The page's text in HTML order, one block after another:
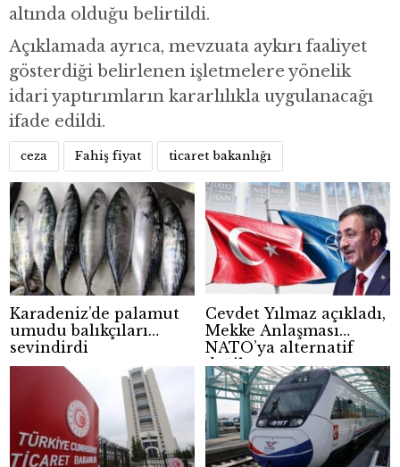
altında olduğu belirtildi.
Açıklamada ayrıca, mevzuata aykırı faaliyet
gösterdiği belirlenen işletmelere yönelik
idari yaptırımların kararlılıkla uygulanacağı
ifade edildi.
ceza Fahiş fiyat ticaret bakanlığı
Karadeniz’de palamut
umudu balıkçıları
sevindirdi
Cevdet Yılmaz açıkladı,
Mekke Anlaşması
NATO’ya alternatif
değil